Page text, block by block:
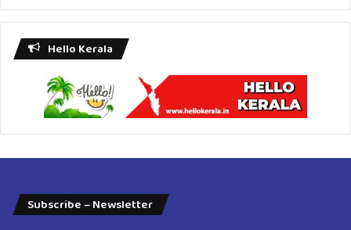
Play
Hello Kerala
Subscribe – Newsletter